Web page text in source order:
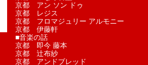
京都 アン ソン ドゥ
京都 レジス
京都 フロマジュリー アルモニー
京都 伊藤軒
■音楽の話
京都 即今 藤本
京都 辻布紗
京都 アンドブレッド